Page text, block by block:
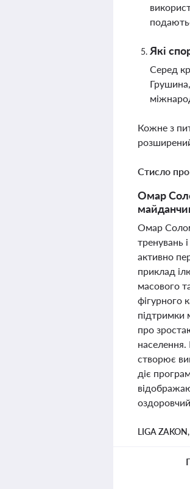
Які
Серед
Кожне з
Стисло
Омар
Омар
тренувань
активно
приклад
масового
фігурного
підтримки
про
населення.
створює
діє
LIGA